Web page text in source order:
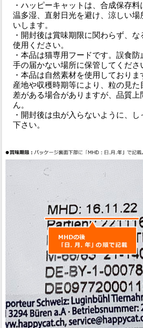
・ハッピーキャットは、合成保存
温多湿、直射日光を避け、涼しい場
いします。
・開封後は賞味期限に関わらず、
使用ください。
・本品は猫専用フードです。誤食
手の届かない場所に保管してくださ
・本品は自然素材を使用しており
産地や収穫時期等により、粒の見た
差がある場合がありますが、品質上
ん。
・開封後は虫が入らないように、
下さい。